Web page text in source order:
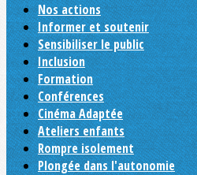
Nos actions
Informer et soutenir
Sensibiliser le public
Inclusion
Formation
Conférences
Cinéma Adaptée
Ateliers enfants
Rompre isolement
Plongée dans l'autonomie